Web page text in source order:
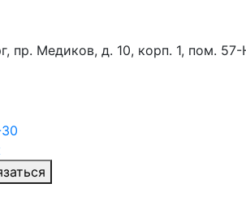
пр. Медиков, д. 10, корп. 1, пом.